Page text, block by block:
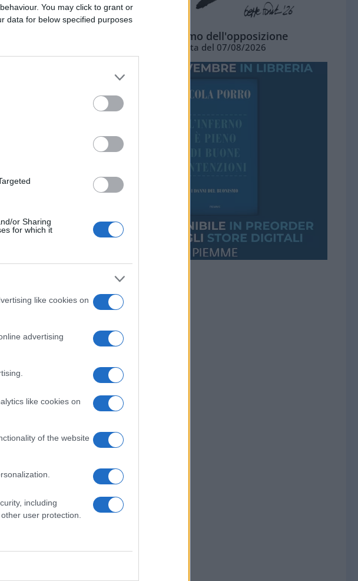
You may click to grant or
data for below specified purposes
or Sharing
for which it
like cookies on
advertising
like cookies on
of the website
including
user protection.
Media
dei
si
di
perché
dal
nel
York) il
sulle
dei
il
di
L'ottimismo dell'opposizione
Vignetta del 07/08/2026